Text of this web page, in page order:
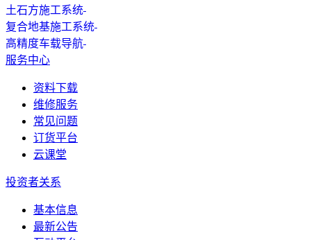
土石方施工系统
复合地基施工系统
高精度车载导航
服务中心
资料下载
维修服务
常见问题
订货平台
云课堂
投资者关系
基本信息
最新公告